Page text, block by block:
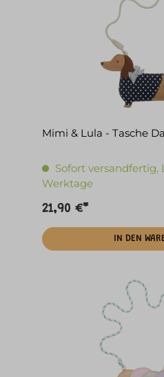
Mimi & Lula -
Sofort versandfertig,
Werktage
21,90 €*
IN DEN